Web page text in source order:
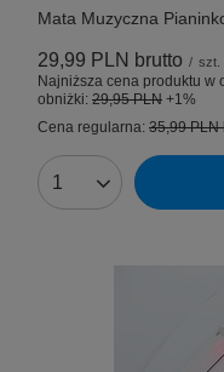
Mata Muzyczna
29,99 PLN brutto / szt.
Najniższa cena produktu w
obniżki: 29,95 PLN +1%
Cena regularna: 35,99 PLN